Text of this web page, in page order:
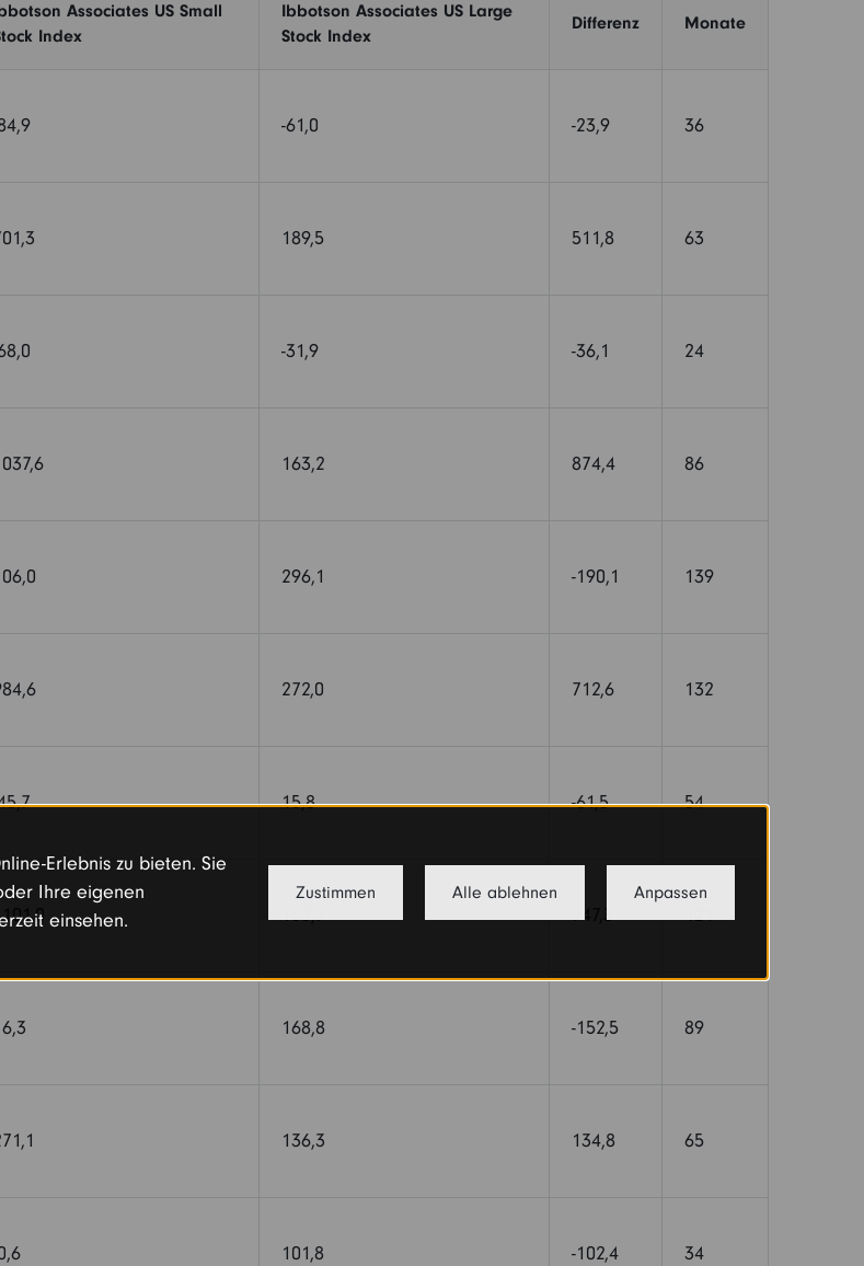
Associates US Small
Index
Ibbotson Associates US Large
Stock Index
Differenz Monate
-61,0 -23,9 36
189,5 511,8 63
-31,9 -36,1 24
163,2 874,4 86
296,1 -190,1 139
272,0 712,6 132
15,8 -61,5 54
153,7 947,3 121
168,8 -152,5 89
136,3 134,8 65
101,8 -102,4 34
Erlebnis zu bieten. Sie
Ihre eigenen
einsehen.
Zustimmen Alle ablehnen Anpassen